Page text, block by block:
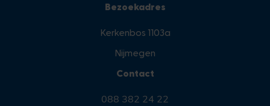
Bezoekadres
Kerkenbos 1103a
Nijmegen
Contact
088 382 24 22